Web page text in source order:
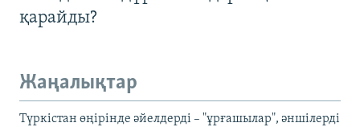
қарайды?
Жаңалықтар
Түркістан өңірінде әйелдерді – "ұрғашылар", әншілерді